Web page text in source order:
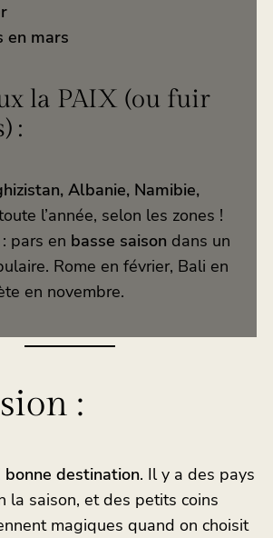
en mars
la PAIX (ou fuir
:
Albanie, Namibie,
l’année, selon les zones !
pars en basse saison dans un
Rome en février, Bali en
en novembre.
:
bonne destination. Il y a des pays
la saison, et des petits coins
magiques quand on choisit